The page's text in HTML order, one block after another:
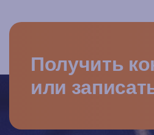
Получить
или